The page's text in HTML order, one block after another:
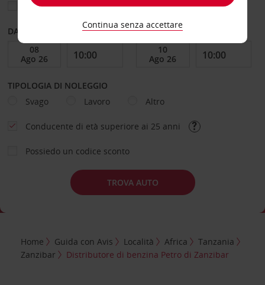
Scegli una località di riconsegna diversa
DAL GIORNO AL GIORNO
TIPOLOGIA DI NOLEGGIO
Svago
Lavoro Altro
Conducente di età superiore ai 25 anni
Possiedo un codice sconto
TROVA AUTO
Home Guida con Avis Località Africa
Tanzania
Zanzibar
Distributore di benzina Petro di Zanzibar
Continua senza accettare